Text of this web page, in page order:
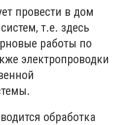
провести в дом
т.е. здесь
работы по
электропроводки
обработка